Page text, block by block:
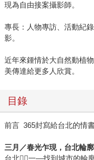
現為自由接案攝影師。
專長：人物專訪、活動紀
影。
近年來鍾情於大自然動植
美傳達給更多人欣賞。
目錄
前言 365封寫給台北的情
三月／春光乍現，台北輪廓
台北一⃝一—找到城市的輪